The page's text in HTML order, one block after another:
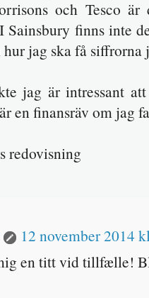
och Tesco
Sainsbury finns inte
jag ska få siffrorna
jag är intressant
en finansräv om jag
redovisning
12 november 2014
en titt vid tillfælle!